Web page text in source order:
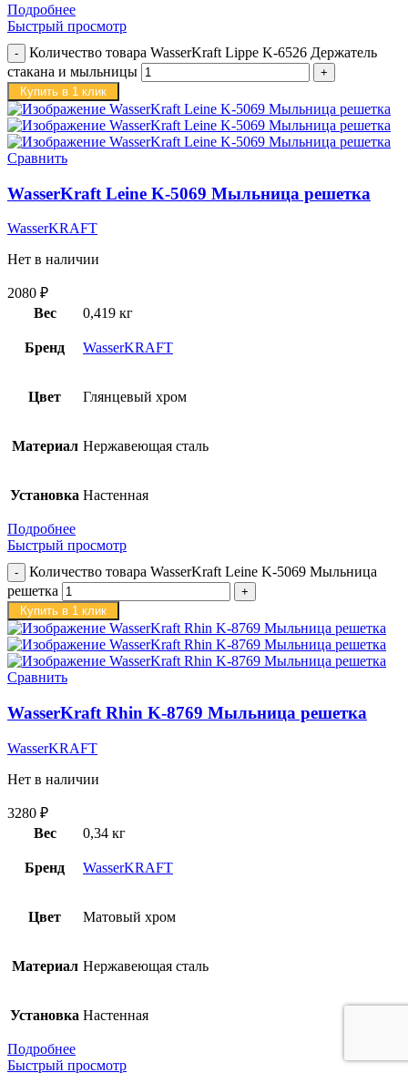
Подробнее
Быстрый просмотр
Количество товара WasserKraft Lippe K-6526 Держатель
стакана и мыльницы
Купить в 1 клик
Сравнить
WasserKraft Leine K-5069 Мыльница решетка
WasserKRAFT
Нет в наличии
2080 ₽
Вес
0,419 кг
Бренд WasserKRAFT
Цвет Глянцевый хром
Материал Нержавеющая сталь
Установка Настенная
Подробнее
Быстрый просмотр
Количество товара WasserKraft Leine K-5069 Мыльница
решетка
Купить в 1 клик
Сравнить
WasserKraft Rhin K-8769 Мыльница решетка
WasserKRAFT
Нет в наличии
3280 ₽
Вес
0,34 кг
Бренд WasserKRAFT
Цвет Матовый хром
Материал Нержавеющая сталь
Установка Настенная
Подробнее
Быстрый просмотр